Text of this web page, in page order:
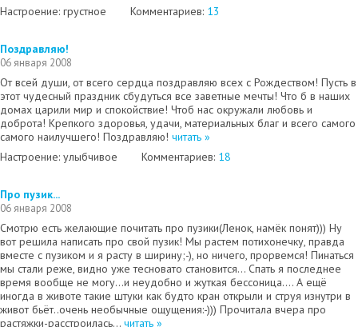
Настроение: грустное
Комментариев: 13
Поздравляю!
06 января 2008
От всей души, от всего сердца поздравляю всех с Рождеством! Пусть в
этот чудесный праздник сбудуться все заветные мечты! Что б в наших
домах царили мир и спокойствие! Чтоб нас окружали любовь и
доброта! Крепкого здоровья, удачи, материальных благ и всего самого
самого наилучшего! Поздравляю! читать »
Настроение: улыбчивое
Комментариев: 18
Про пузик...
06 января 2008
Смотрю есть желающие почитать про пузики(Ленок, намёк понят))) Ну
вот решила написать про свой пузик! Мы растем потихонечку, правда
вместе с пузиком и я расту в ширину;-), но ничего, прорвемся! Пинаться
мы стали реже, видно уже тесновато становится... Спать я последнее
время вообще не могу...и неудобно и жуткая бессоница.... А ещё
иногда в животе такие штуки как будто кран открыли и струя изнутри в
живот бьёт..очень необычные ощущения:-))) Прочитала вчера про
растяжки-расстроилась... читать »